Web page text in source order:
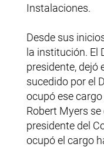
Instalaciones.
Desde sus
la institución. El
presidente, dejó
sucedido por el
ocupó ese
Robert Myers
presidente del
ocupó el cargo